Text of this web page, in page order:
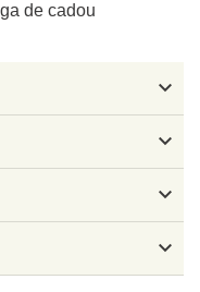
de cadou



